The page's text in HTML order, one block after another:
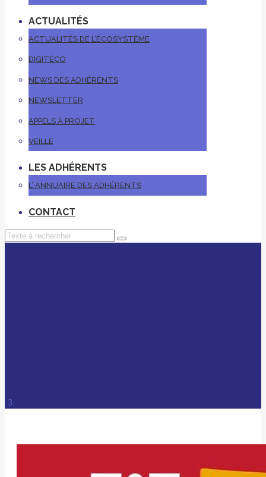
ACTUALITÉS
ACTUALITÉS DE L’ÉCOSYSTÈME
DIGITÉCO
NEWS DES ADHÉRENTS
NEWSLETTER
APPELS À PROJET
VEILLE
LES ADHÉRENTS
L’ ANNUAIRE DES ADHÉRENTS
CONTACT